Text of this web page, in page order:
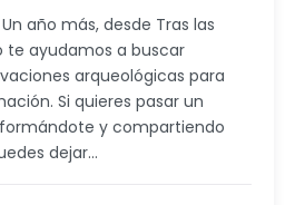
año más, desde Tras las
te ayudamos a buscar
arqueológicas para
Si quieres pasar un
y compartiendo
dejar…